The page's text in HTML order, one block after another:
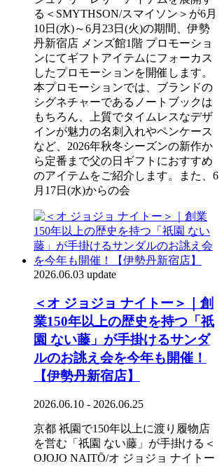
る＜SMYTHSON/スマイソン＞が6月
10日(水)～6月23日(火)の期間、伊勢
丹新宿店 メンズ館1階 プロモーショ
ンにてギフトアイテムにフォーカス
したプロモーションを開催します。
本プロモーションでは、ブランドの
シグネチャーであるノートブックは
もちろん、上質でタイムレスなデザ
インが魅力の名刺入れやペンケース
など、2026年秋冬シーズンの新作か
ら定番まで父の日ギフトにおすすめ
のアイテムをご紹介します。また、6
月17日(水)からの会
2026.06.03 update
＜オ ジョジョ ナイトー＞｜創
業150年以上の歴史を持つ「祇
園 ない藤」が手掛けるサンダ
ルのお誂え会を今年も開催！
【伊勢丹新宿店】
2026.06.10 - 2026.06.25
京都 祇園で150年以上に渡り履物店
を営む「祇園 ない藤」が手掛ける＜
OJOJO NAITŌ/オ ジョジョ ナイトー